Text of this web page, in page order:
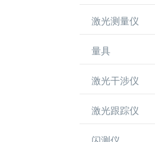
激光测量仪
量具
激光干涉仪
激光跟踪仪